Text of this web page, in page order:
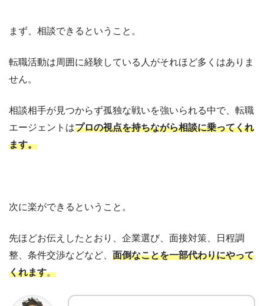
まず、相談できるということ。
転職活動は周囲に経験している人がそれほど多くはありま
せん。
相談相手が見つからず孤独な戦いを強いられる中で、転職
エージェントはプロの視点を持ちながら相談に乗ってくれ
ます。
次に楽ができるということ。
先ほどお伝えしたとおり、 企業選び、面接対策、日程調
整、条件交渉などなど、 面倒なことを一部代わりにやって
くれます。